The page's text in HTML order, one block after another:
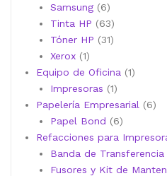
productos
Samsung 66
productos
Tinta HP 6363
productos
Tóner HP 3131
Xerox 11
producto
Equipo de Oficina 11
Impresoras 11
producto
Papelería Empresarial 66
Papel Bond 66
Refacciones para
Banda de Transferencia
Fusores y Kit de